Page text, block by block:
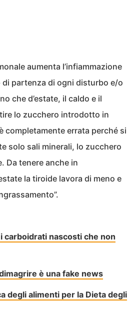
aumenta l’infiammazione
di partenza di ogni disturbo e/o
che d’estate, il caldo e il
lo zucchero introdotto in
completamente errata perché si
solo sali minerali, lo zucchero
Da tenere anche in
la tiroide lavora di meno e
carboidrati nascosti che non
è una fake news
degli alimenti per la Dieta degli